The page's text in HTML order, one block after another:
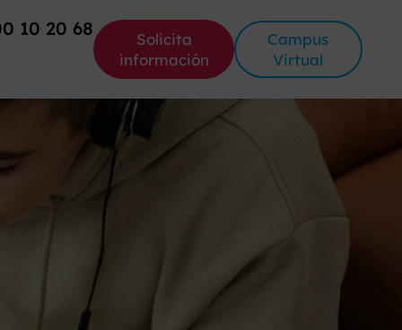
10 20 68
Solicita
información
Campus
Virtual